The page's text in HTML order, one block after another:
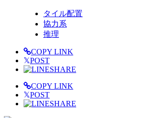
タイル配置
協力系
推理
COPY LINK
𝕏POST
SHARE
COPY LINK
𝕏POST
SHARE